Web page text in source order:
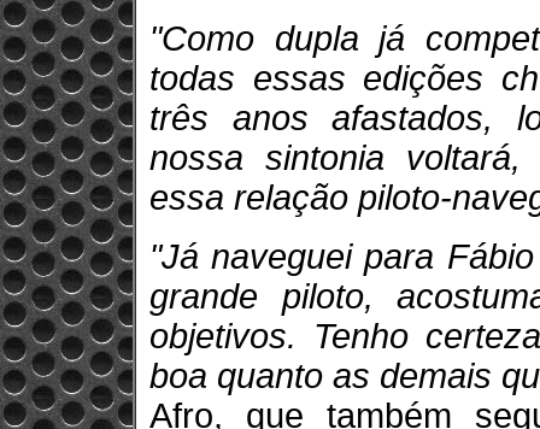
"Como dupla já
todas essas edições
três anos afastados,
nossa sintonia
essa relação piloto-
"Já naveguei para
grande piloto,
objetivos. Tenho
boa quanto as demais
Afro, que também